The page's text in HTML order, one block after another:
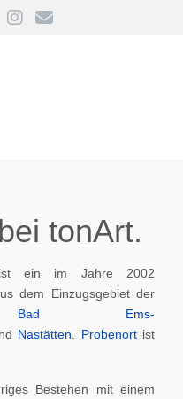
tonArt.
ist ein im Jahre 2002
dem Einzugsgebiet der
Bad Ems-
Nastätten Probenortist
Bestehen mit einem